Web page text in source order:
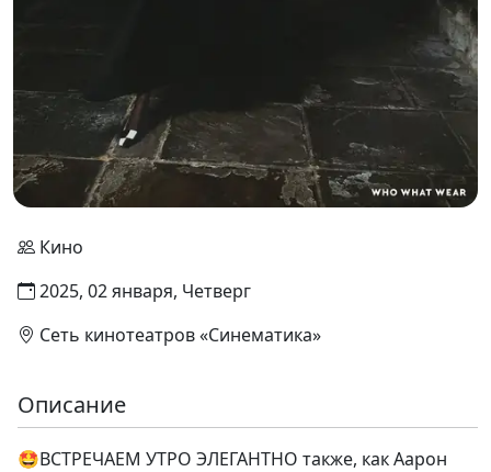
Кино
2025, 02 января, Четверг
Сеть кинотеатров «Синематика»
Описание
🤩ВСТРЕЧАЕМ УТРО ЭЛЕГАНТНО также, как Аарон